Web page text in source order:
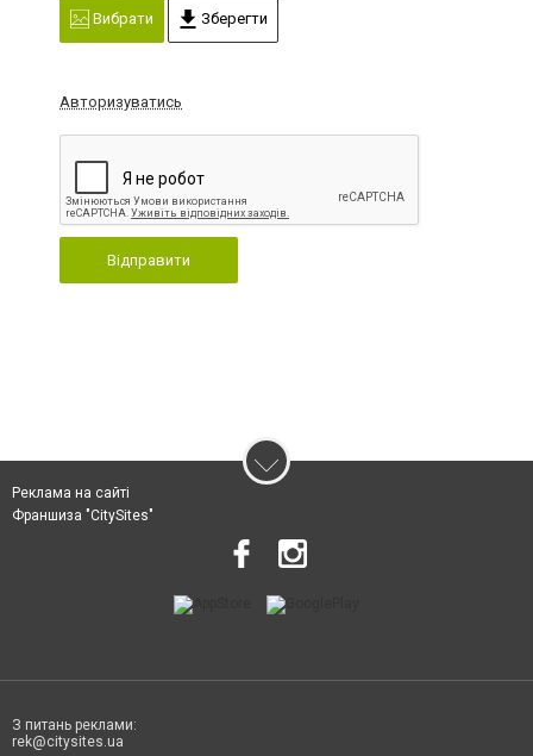
Вибрати
Зберегти
Авторизуватись
Відправити
Реклама на сайті
Франшиза "CitySites"
З питань реклами:
rek@citysites.ua